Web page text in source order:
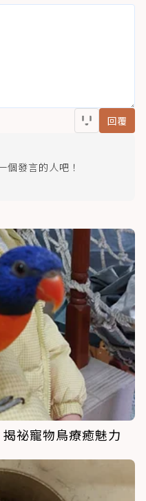
回覆
個發言的人吧！
祕寵物鳥療癒魅力